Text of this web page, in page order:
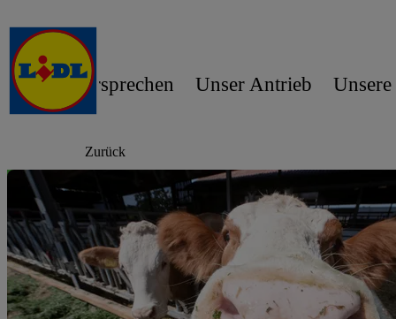
Unser Versprechen Unser Antrieb
Zurück